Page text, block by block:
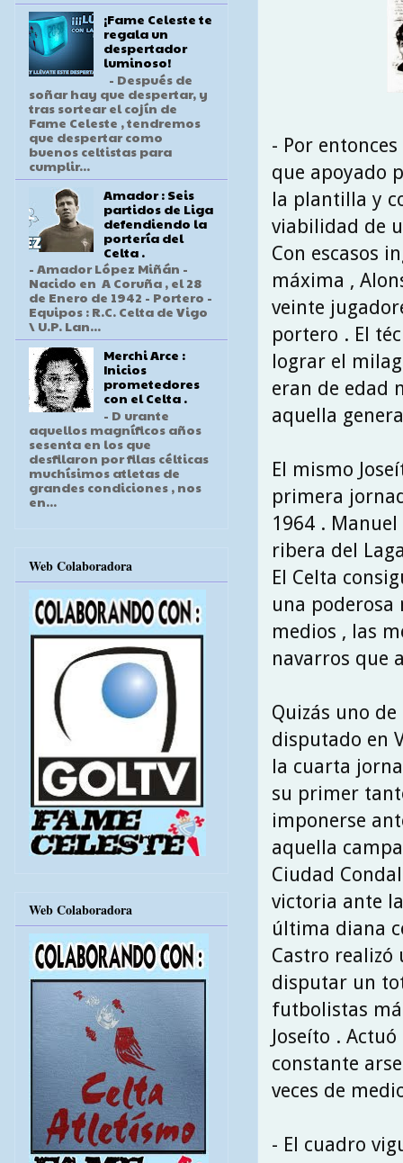
- Por
que apoyado
la plantilla y
viabilidad de
Con escasos
máxima ,
veinte
portero . El
lograr el
eran de edad
aquella
El mismo
primera
1964 .
ribera del
El Celta
una poderosa
medios , las
navarros que
Quizás uno
disputado en
la cuarta
su primer
imponerse
aquella
Ciudad
victoria ante
última diana
Castro realizó
disputar un
futbolistas
Joseíto .
constante
veces de
- El cuadro
¡Fame Celeste te
regala un
despertador
luminoso!
- Después de
soñar hay que despertar, y
tras sortear el cojín de
Fame Celeste , tendremos
que despertar como
buenos celtistas para
cumplir...
Amador : Seis
partidos de Liga
defendiendo la
portería del
Celta .
- Amador López Miñán -
Nacido en A Coruña , el 28
de Enero de 1942 - Portero -
Equipos : R.C. Celta de Vigo
\ U.P. Lan...
Merchi Arce :
Inicios
prometedores
con el Celta .
- D urante
aquellos magníficos años
sesenta en los que
desfilaron por filas célticas
muchísimos atletas de
grandes condiciones , nos
en...
Web Colaboradora
Web Colaboradora